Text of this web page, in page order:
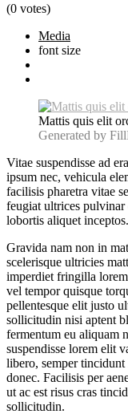
(0 votes)
Media
font size
Mattis quis elit
Generated by
Vitae suspendisse ad
ipsum nec, vehicula
facilisis pharetra vitae
feugiat ultrices pulvinar
lobortis aliquet inceptos.
Gravida nam non in
scelerisque ultricies
imperdiet fringilla
vel tempor quisque
pellentesque elit justo
sollicitudin nisi aptent
fermentum eu aliquam
suspendisse lorem elit
libero, semper
donec. Facilisis per
ut ac est risus cras
sollicitudin.